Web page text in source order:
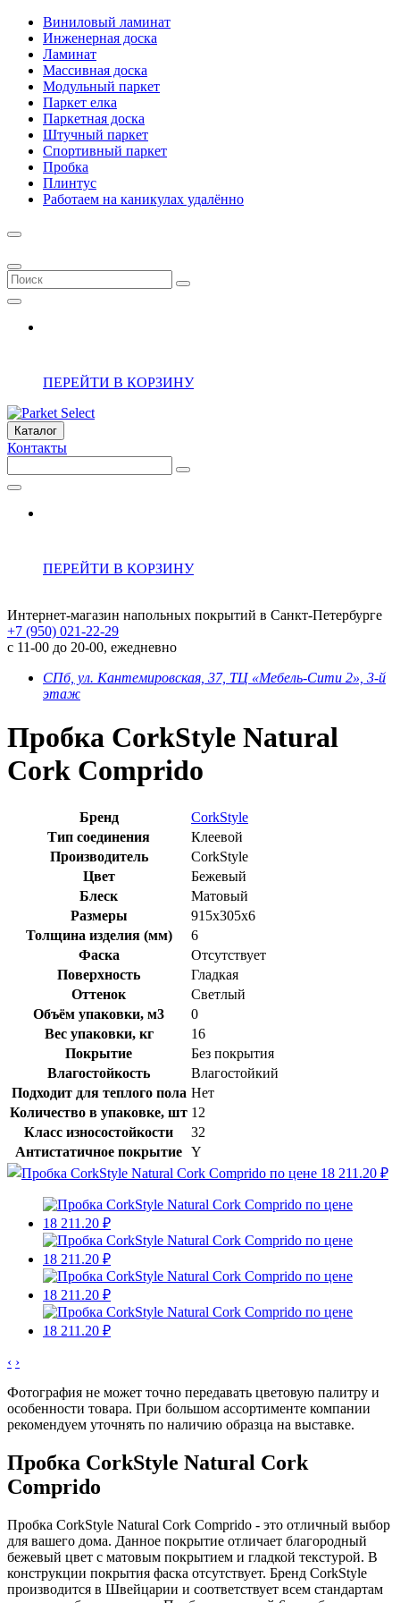
Виниловый ламинат
Инженерная доска
Ламинат
Массивная доска
Модульный паркет
Паркет елка
Паркетная доска
Штучный паркет
Спортивный паркет
Пробка
Плинтус
Работаем на каникулах удалённо
ПЕРЕЙТИ В КОРЗИНУ
Каталог
Контакты
ПЕРЕЙТИ В КОРЗИНУ
Интернет-магазин напольных покрытий в Санкт-Петербурге
+7 (950) 021-22-29
с 11-00 до 20-00, ежедневно
СПб, ул. Кантемировская, 37, ТЦ «Мебель-Сити 2», 3-й
этаж
Пробка CorkStyle Natural
Cork Comprido
Бренд
CorkStyle
Тип соединения
Клеевой
Производитель
CorkStyle
Цвет
Бежевый
Блеск
Матовый
Размеры
915x305x6
Толщина изделия (мм)
6
Фаска
Отсутствует
Поверхность
Гладкая
Оттенок
Светлый
Объём упаковки, м3
0
Вес упаковки, кг
16
Покрытие
Без покрытия
Влагостойкость
Влагостойкий
Подходит для теплого пола Нет
Количество в упаковке, шт 12
Класс износостойкости
32
Антистатичное покрытие Y
‹ ›
Фотография не может точно передавать цветовую палитру и
особенности товара. При большом ассортименте компании
рекомендуем уточнять по наличию образца на выставке.
Пробка CorkStyle Natural Cork
Comprido
Пробка CorkStyle Natural Cork Comprido - это отличный выбор
для вашего дома. Данное покрытие отличает благородный
бежевый цвет с матовым покрытием и гладкой текстурой. В
конструкции покрытия фаска отсутствует. Бренд CorkStyle
производится в Швейцарии и соответствует всем стандартам